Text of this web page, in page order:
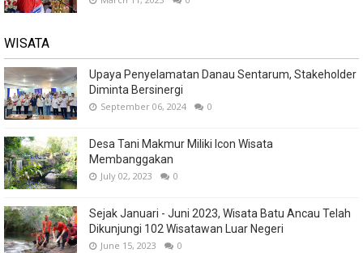
WISATA
Upaya Penyelamatan Danau Sentarum, Stakeholder
Diminta Bersinergi
September 06, 2024 0
Desa Tani Makmur Miliki Icon Wisata
Membanggakan
July 02, 2023 0
Sejak Januari - Juni 2023, Wisata Batu Ancau Telah
Dikunjungi 102 Wisatawan Luar Negeri
June 15, 2023 0